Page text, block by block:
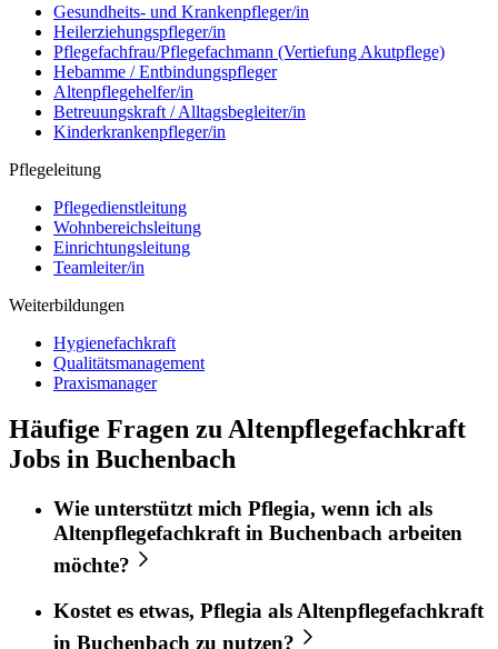
Gesundheits- und Krankenpfleger/in
Heilerziehungspfleger/in
Pflegefachfrau/Pflegefachmann (Vertiefung Akutpflege)
Hebamme / Entbindungspfleger
Altenpflegehelfer/in
Betreuungskraft / Alltagsbegleiter/in
Kinderkrankenpfleger/in
Pflegeleitung
Pflegedienstleitung
Wohnbereichsleitung
Einrichtungsleitung
Teamleiter/in
Weiterbildungen
Hygienefachkraft
Qualitätsmanagement
Praxismanager
Häufige Fragen zu Altenpflegefachkraft
Jobs in Buchenbach
Wie unterstützt mich Pflegia, wenn ich als
Altenpflegefachkraftin Buchenbach arbeiten
möchte?
Kostet es etwas, Pflegia als Altenpflegefachkraft
in Buchenbach zu nutzen?